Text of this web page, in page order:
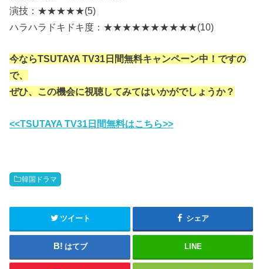
演技：★★★★★(5)
ハラハラドキドキ度：★★★★★★★★★★(10)
今ならTSUTAYA TV31日間無料キャンペーン中！ですの
で、
ぜひ、この機会に視聴してみてはいかがでしょうか？
<<TSUTAYA TV31日間無料はこちら>>
韓国ドラマ
ツイート シェア
はてブ LINE